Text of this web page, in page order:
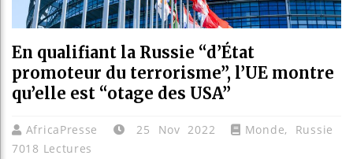
En qualifiant la Russie “d’État
promoteur du terrorisme”, l’UE montre
qu’elle est “otage des USA”
AfricaPresse 25 Nov 2022 Monde, Russie
7018 Lectures